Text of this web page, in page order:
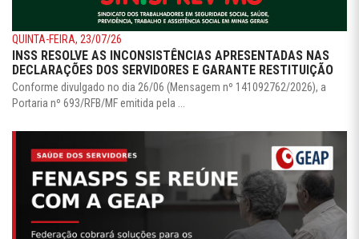
QUINTA-FEIRA, 23/07/26
INSS RESOLVE AS INCONSISTÊNCIAS APRESENTADAS NAS
DECLARAÇÕES DOS SERVIDORES E GARANTE RESTITUIÇÃO
Conforme divulgado no dia 26/06 (Mensagem nº 141092762/2026), a
Portaria nº 693/RFB/MF emitida pela ...